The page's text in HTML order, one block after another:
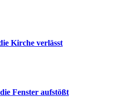
Kirche verlässt
Fenster aufstößt